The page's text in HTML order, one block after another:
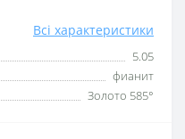
Всі характеристики
5.05
фианит
Золото 585°